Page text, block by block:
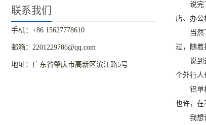
联系我们
手机：+86 15627778610
邮箱：2201229786@qq.com
地址：广东省肇庆市高新区滨江路5号
说完
店、办公
当
过，随着
说到
个外行人
铝单
也许，在
我想